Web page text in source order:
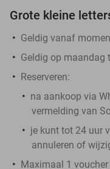
Grote kleine
Geldig vanaf
Geldig op maandag
Reserveren:
na aankoop via
vermelding van
je kunt tot 24 uur
annuleren of
Maximaal 1